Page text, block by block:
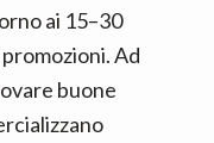
ai 15–30
Ad
buone